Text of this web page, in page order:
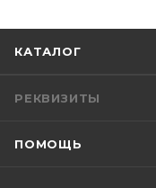
КАТАЛОГ
РЕКВИЗИТЫ
ПОМОЩЬ